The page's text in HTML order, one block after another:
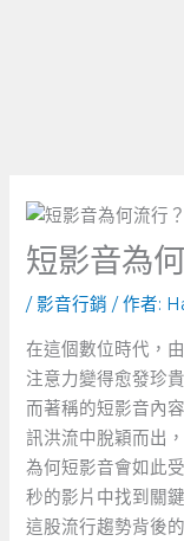
短影音為
/影音行銷 / 作者:
在這個數位時代，
注意力變得愈發珍
而著稱的短影音內
訊洪流中脫穎而出
為何短影音會如此
秒的影片中找到關
這股流行趨勢背後